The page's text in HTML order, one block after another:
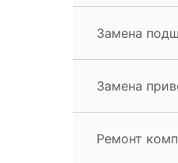
Замена
Замена
Ремонт